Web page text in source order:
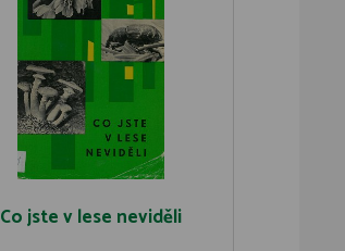
Co jste v lese neviděli